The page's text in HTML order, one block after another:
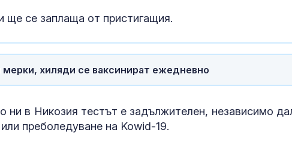
ще се заплаща от пристигащия.
хиляди се ваксинират ежедневно
ни в Никозия тестът е задължителен, независимо
преболедуване на Kowid-19.